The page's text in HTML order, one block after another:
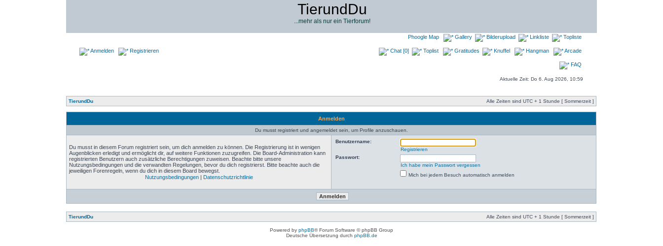
TierundDu
...mehr als nur ein Tierforum!
Anmelden Registrieren
Phoogle Map Gallery Bilderupload Linkliste Topliste
Chat [0] Toplist Gratitudes Knuffel Hangman Arcade
FAQ
Aktuelle Zeit: Do 6. Aug 2026, 10:59
TierundDu Alle Zeiten sind UTC + 1 Stunde [ Sommerzeit ]
Anmelden
Du musst registriert und angemeldet sein, um Profile anzuschauen.
Du musst in diesem Forum registriert sein, um dich anmelden zu können. Die Registrierung ist in wenigen
Augenblicken erledigt und ermöglicht dir, auf weitere Funktionen zuzugreifen. Die Board-Administration kann
registrierten Benutzern auch zusätzliche Berechtigungen zuweisen. Beachte bitte unsere
Nutzungsbedingungen und die verwandten Regelungen, bevor du dich registrierst. Bitte beachte auch die
jeweiligen Forenregeln, wenn du dich in diesem Board bewegst.
Nutzungsbedingungen| Datenschutzrichtlinie
Benutzername:
Registrieren
Passwort:
Ich habe mein Passwort vergessen
Mich bei jedem Besuch automatisch anmelden
TierundDu Alle Zeiten sind UTC + 1 Stunde [ Sommerzeit ]
Powered by phpBB® Forum Software © phpBB Group
Deutsche Übersetzung durch phpBB.de